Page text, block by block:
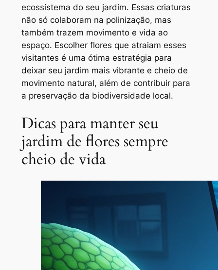
ecossistema do seu jardim. Essas criaturas
não só colaboram na polinização, mas
também trazem movimento e vida ao
espaço. Escolher flores que atraiam esses
visitantes é uma ótima estratégia para
deixar seu jardim mais vibrante e cheio de
movimento natural, além de contribuir para
a preservação da biodiversidade local.
Dicas para manter seu
jardim de flores sempre
cheio de vida